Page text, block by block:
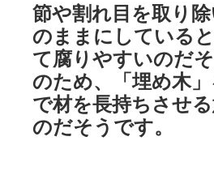
節や割れ目を取り
のままにしている
て腐りやすいのだ
のため、「埋め木
で材を長持ちさせ
のだそうです。